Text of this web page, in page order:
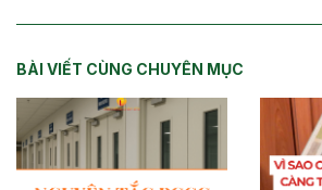
BÀI VIẾT CÙNG CHUYÊN MỤC